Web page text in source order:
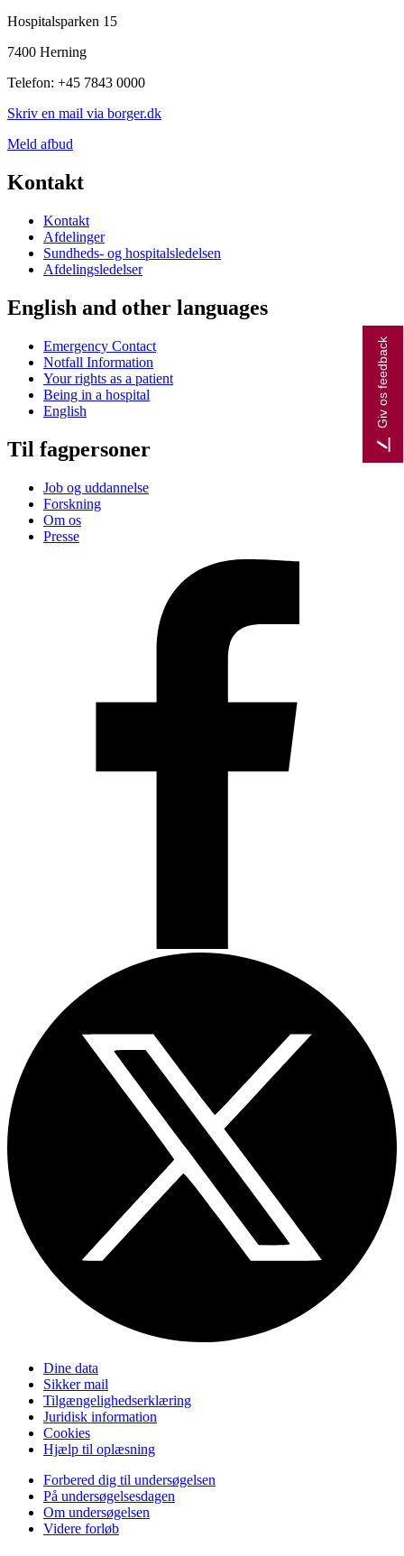
Hospitalsparken 15
7400 Herning
Telefon: +45 7843 0000
Skriv en mail via borger.dk
Meld afbud
Kontakt
Kontakt
Afdelinger
Sundheds- og hospitalsledelsen
Afdelingsledelser
English and other languages
Emergency Contact
Notfall Information
Your rights as a patient
Being in a hospital
English
Til fagpersoner
Job og uddannelse
Forskning
Om os
Presse
Dine data
Sikker mail
Tilgængelighedserklæring
Juridisk information
Cookies
Hjælp til oplæsning
Forbered dig til undersøgelsen
På undersøgelsesdagen
Om undersøgelsen
Videre forløb
Giv os feedback